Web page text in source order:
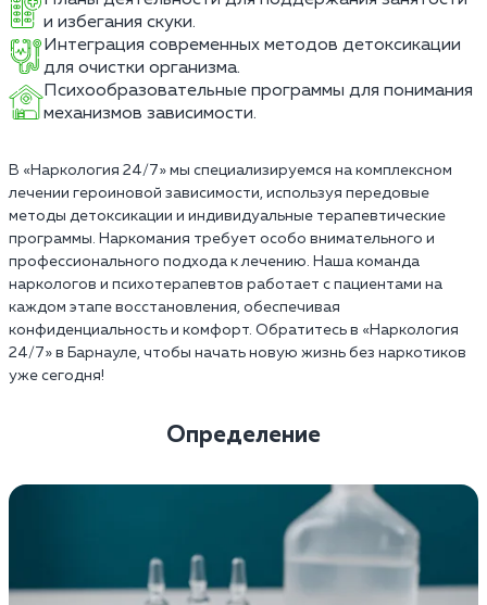
и избегания скуки.
Интеграция современных методов детоксикации
для очистки организма.
Психообразовательные программы для понимания
механизмов зависимости.
В «Наркология 24/7» мы специализируемся на комплексном
лечении героиновой зависимости, используя передовые
методы детоксикации и индивидуальные терапевтические
программы. Наркомания требует особо внимательного и
профессионального подхода к лечению. Наша команда
наркологов и психотерапевтов работает с пациентами на
каждом этапе восстановления, обеспечивая
конфиденциальность и комфорт. Обратитесь в «Наркология
24/7» в Барнауле, чтобы начать новую жизнь без наркотиков
уже сегодня!
Определение